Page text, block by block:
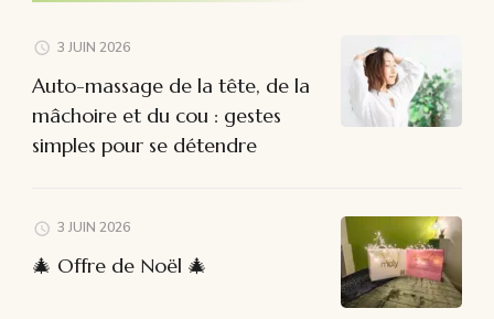
3 JUIN 2026
Auto-massage de la tête, de la
mâchoire et du cou : gestes
simples pour se détendre
3 JUIN 2026
🎄 Offre de Noël 🎄